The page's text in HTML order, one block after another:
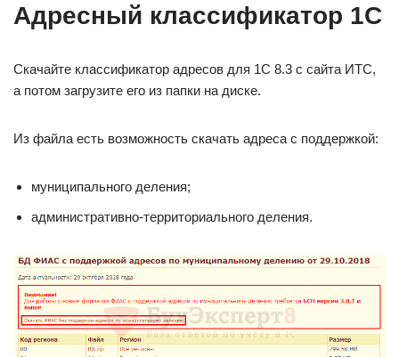
Адресный классификатор 1С
Скачайте классификатор адресов для 1С 8.3 с сайта ИТС,
а потом загрузите его из папки на диске.
Из файла есть возможность скачать адреса с поддержкой:
муниципального деления;
административно-территориального деления.